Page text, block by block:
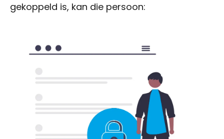
gekoppeld is, kan die persoon: